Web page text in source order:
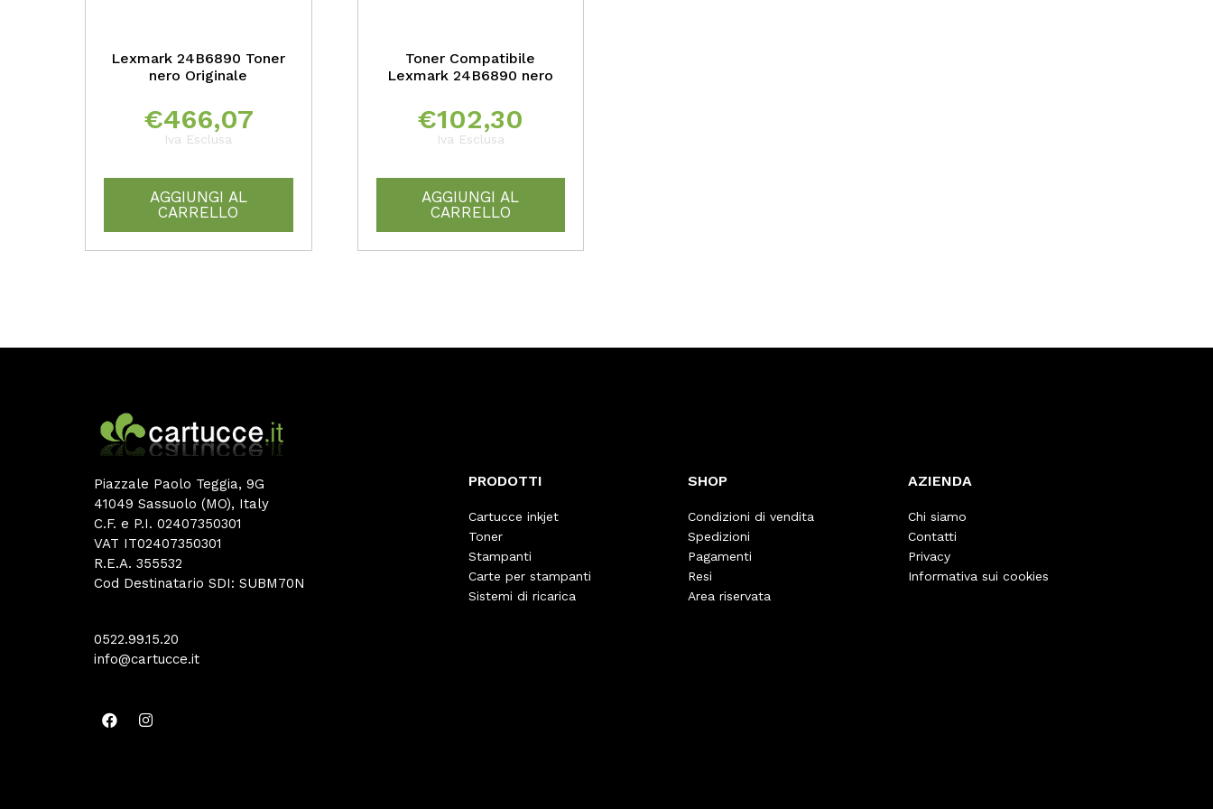
Lexmark 24B6890 Toner
nero Originale
€466,07
Iva Esclusa
AGGIUNGI AL
CARRELLO
Toner Compatibile
Lexmark 24B6890 nero
€102,30
Iva Esclusa
AGGIUNGI AL
CARRELLO
Piazzale Paolo Teggia, 9G
41049 Sassuolo (MO), Italy
C.F. e P.I. 02407350301
VAT IT02407350301
R.E.A. 355532
Cod Destinatario SDI: SUBM70N
0522.99.15.20
info@cartucce.it
PRODOTTI
Cartucce inkjet
Toner
Stampanti
Carte per stampanti
Sistemi di ricarica
SHOP
Condizioni di vendita
Spedizioni
Pagamenti
Resi
Area riservata
AZIENDA
Chi siamo
Contatti
Privacy
Informativa sui cookies